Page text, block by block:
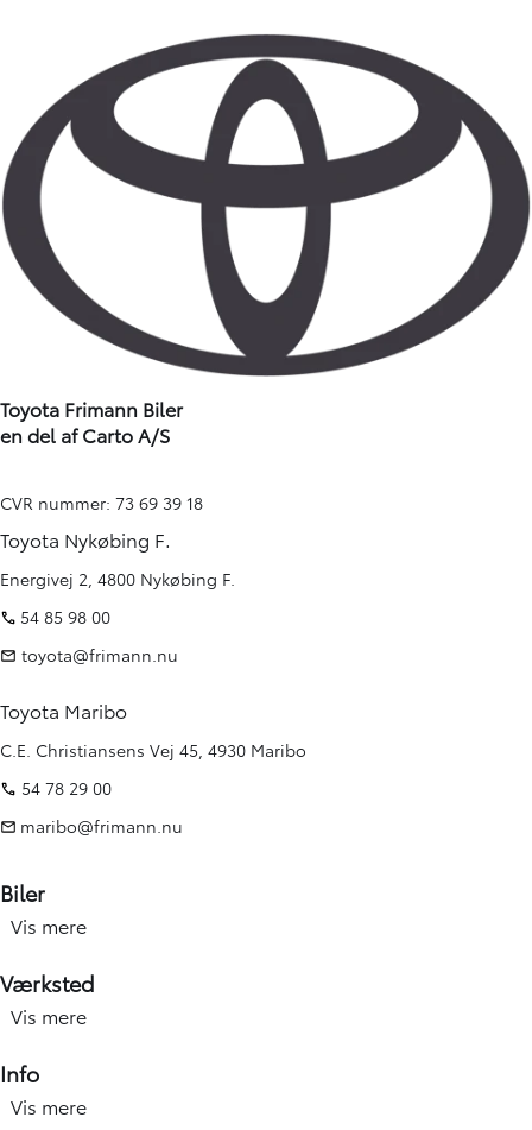
Toyota Frimann Biler
en del af Carto A/S
CVR nummer: 73 69 39 18
Toyota Nykøbing F.
Energivej 2, 4800 Nykøbing F.
54 85 98 00
toyota@frimann.nu
Toyota Maribo
C.E. Christiansens Vej 45, 4930 Maribo
54 78 29 00
maribo@frimann.nu
Biler
Nye biler
Kampagner
Erhverv
Book prøvetur
Vis mere
Værksted
Værksted forside
Hjulskift & dæk
Vis mere
Info
Åbningstid
Vis mere